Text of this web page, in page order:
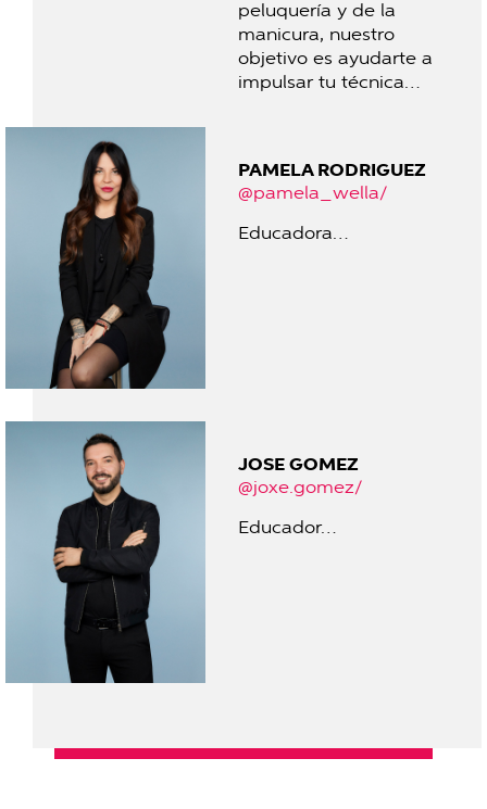
peluquería y de la
manicura, nuestro
objetivo es ayudarte a
impulsar tu técnica…
PAMELA RODRIGUEZ
@pamela_wella/
Educadora…
JOSE GOMEZ
@joxe.gomez/
Educador…